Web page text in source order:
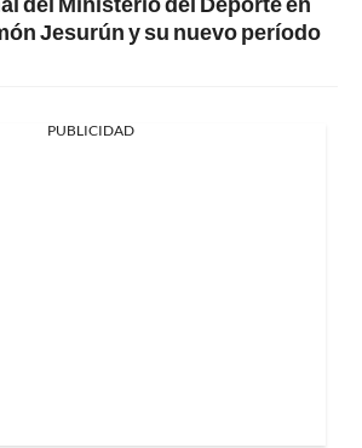
Jesurún y su nuevo período
PUBLICIDAD